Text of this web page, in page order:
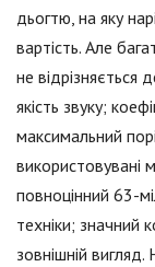
дьогтю, на яку
вартість. Але
не відрізняється
якість звуку;
максимальний
використовувані
повноцінний 63-
техніки; значний
зовнішній вигляд.